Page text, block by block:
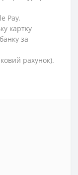
Pay.
картку
за
рахунок).